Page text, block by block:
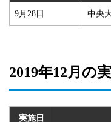
9月28日 中央
2019年12月の
実施日